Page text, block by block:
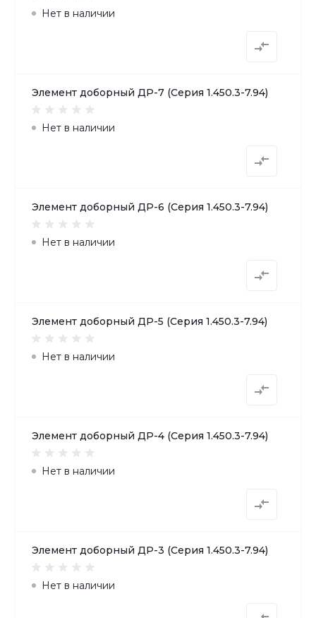
Нет в наличии
Элемент доборный ДР-7 (Серия 1.450.3-7.94)
Нет в наличии
Элемент доборный ДР-6 (Серия 1.450.3-7.94)
Нет в наличии
Элемент доборный ДР-5 (Серия 1.450.3-7.94)
Нет в наличии
Элемент доборный ДР-4 (Серия 1.450.3-7.94)
Нет в наличии
Элемент доборный ДР-3 (Серия 1.450.3-7.94)
Нет в наличии